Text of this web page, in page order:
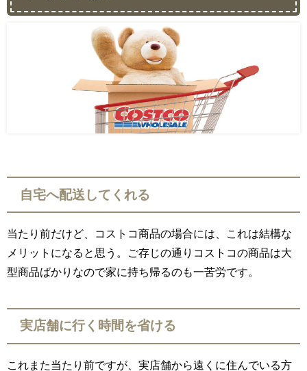
自宅へ配送してくれる
当たり前だけど、コストコ商品の場合には、これは結構な
メリットになると思う。ご存じの通りコストコの商品は大
型商品ばかりなので家に持ち帰るのも一苦労です。
実店舗に行く時間を省ける
これまた当たり前ですが、実店舗から遠くに住んでいる方